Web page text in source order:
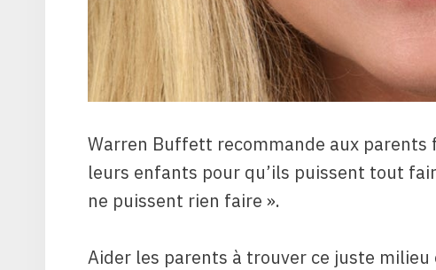
Warren Buffett recommande aux
leurs enfants pour qu’ils puissent tout
ne puissent rien faire ».
Aider les parents à trouver ce juste